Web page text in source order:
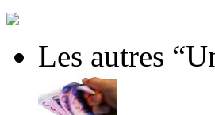
Les autres